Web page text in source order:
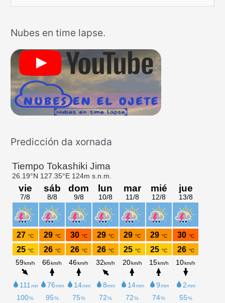
c
a
p
o
r
Nubes en time lapse.
Predicción da xornada